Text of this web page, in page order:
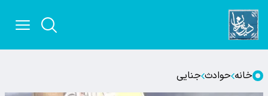
خانه حوادث جنایی